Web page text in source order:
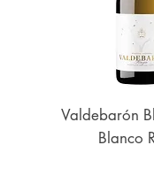
Valdebarón
Blanco